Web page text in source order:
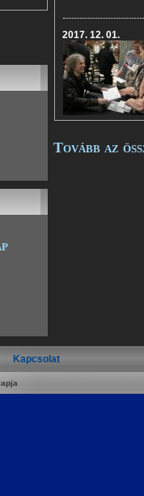
2017. 12. 01.
Tovább az
Kapcsolat